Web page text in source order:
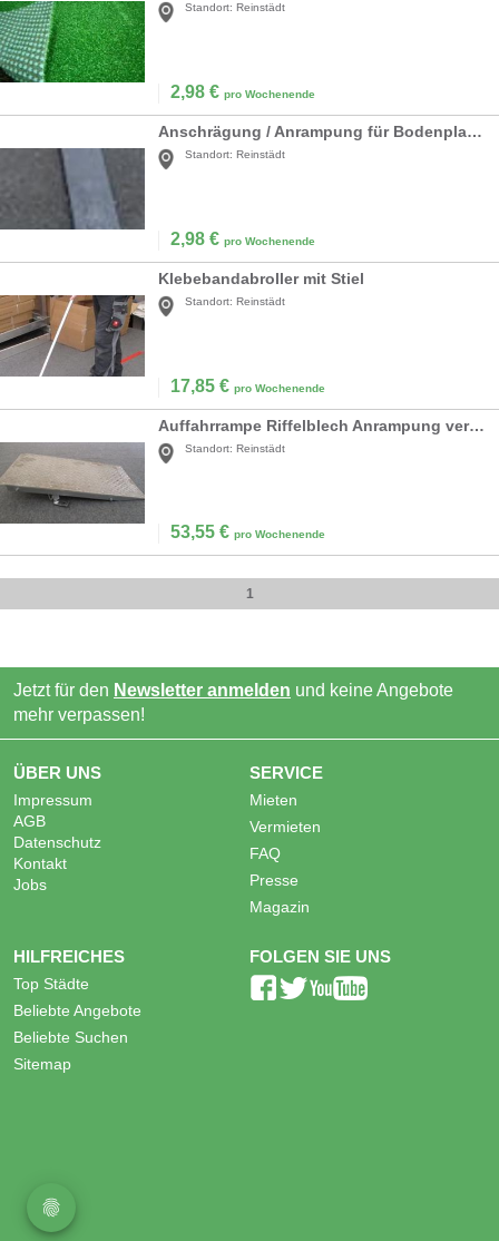
Standort: Reinstädt
2,98 € pro Wochenende
Anschrägung / Anrampung für Bodenplatten leicht, schwer, Terraplas und Kettensbodenschutz
Standort: Reinstädt
2,98 € pro Wochenende
Klebebandabroller mit Stiel
Standort: Reinstädt
17,85 € pro Wochenende
Auffahrrampe Riffelblech Anrampung verstellbar von 16,5 bis 26 cm
Standort: Reinstädt
53,55 € pro Wochenende
1
Jetzt für den Newsletter anmelden und keine Angebote
mehr verpassen!
ÜBER UNS
Impressum
AGB
Datenschutz
Kontakt
Jobs
SERVICE
Mieten
Vermieten
FAQ
Presse
Magazin
HILFREICHES
Top Städte
Beliebte Angebote
Beliebte Suchen
Sitemap
FOLGEN SIE UNS